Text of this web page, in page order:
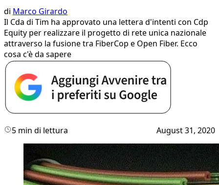
di Marco Girardo
Il Cda di Tim ha approvato una lettera d'intenti con Cdp
Equity per realizzare il progetto di rete unica nazionale
attraverso la fusione tra FiberCop e Open Fiber. Ecco
cosa c'è da sapere
5 min di lettura August 31, 2020